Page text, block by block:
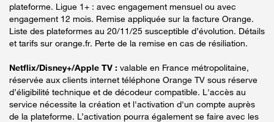
plateforme. Ligue 1+ : avec engagement mensuel ou avec
engagement 12 mois. Remise appliquée sur la facture Orange.
Liste des plateformes au 20/11/25 susceptible d’évolution. Détails
et tarifs sur orange.fr. Perte de la remise en cas de résiliation.
Netflix/Disney+/Apple TV : valable en France métropolitaine,
réservée aux clients internet téléphone Orange TV sous réserve
d’éligibilité technique et de décodeur compatible. L'accès au
service nécessite la création et l'activation d'un compte auprès
de la plateforme. L’activation pourra également se faire avec les